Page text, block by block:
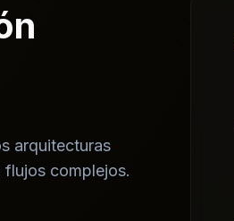
arquitecturas
complejos.